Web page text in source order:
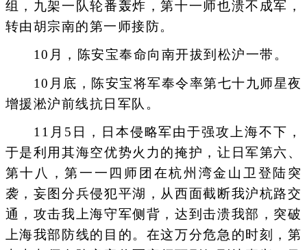
组，九架一队轮番轰炸，第十一师也溃不成军，
转由胡宗南的第一师接防。
10月，陈安宝奉命向南开拔到松沪一带。
10月底，陈安宝将军奉令率第七十九师星夜
增援淞沪前线抗日军队。
11月5日，日本侵略军由于强攻上海不下，
于是利用其海空优势火力的掩护，让日军第六、
第十八，第一一四师团在杭州湾金山卫登陆突
袭，妄图分兵侵犯平湖，从西面截断我沪杭路交
通，攻击我上海守军侧背，达到击溃我部，突破
上海我部防线的目的。在这万分危急的时刻，第